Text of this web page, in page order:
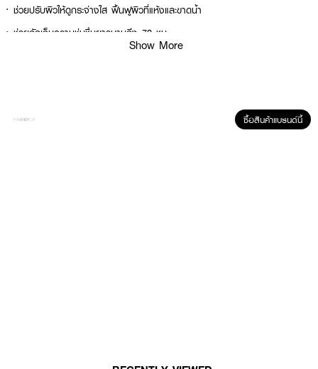
· ช่วยปรับผิวให้ดูกระจ่างใส ฟื้นฟูผิวที่แห้งและขาดน้ำ
· ช่วยกักเก็บความชุ่มชื่นยาวนานถึง 72 ชม.
เทเอสเซนส์ลงบนฝ่ามือ แล้วตบเบาๆให้ทั่วผิวหน้า
Show More
ซื้อสินค้าแบรนด์นี้